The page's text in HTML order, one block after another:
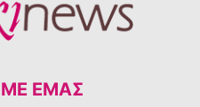
ΜΕ ΕΜΆΣ